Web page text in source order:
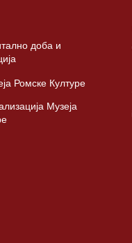
доба и
Ромске Културе
Музеја